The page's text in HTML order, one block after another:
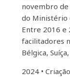
novembro de
do Ministério
Entre 2016 e
facilitadores
Bélgica,
2024 •